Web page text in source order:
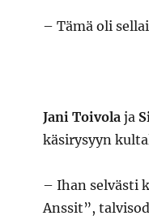
– Tämä oli
Jani Toivolaja
käsirysyyn
– Ihan selvästi
Anssit”,